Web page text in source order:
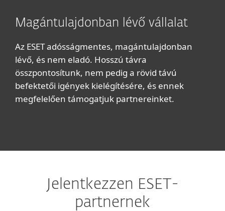
Magántulajdonban lévő vállalat
Az ESET adósságmentes, magántulajdonban
lévő, és nem eladó. Hosszú távra
összpontosítunk, nem pedig a rövid távú
befektetői igények kielégítésére, és ennek
megfelelően támogatjuk partnereinket.
Jelentkezzen ESET-
partnernek